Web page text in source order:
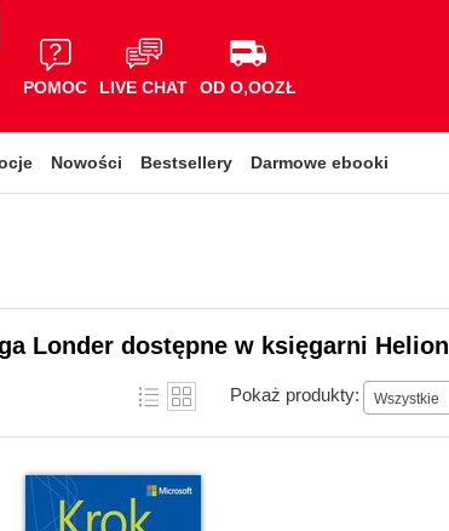
POMOC LIVE CHAT OD O,OOZŁ
Nowości Bestsellery Darmowe ebooki
Londer dostępne w księgarni Helion
Pokaż produkty: Wszystkie